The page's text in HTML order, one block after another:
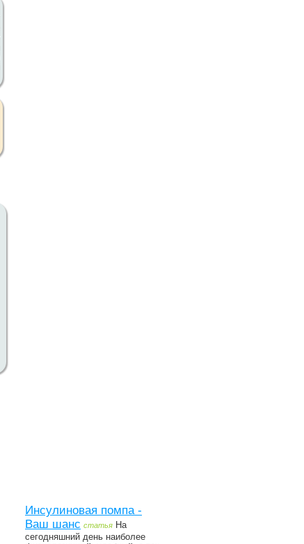
Инсулиновая помпа -
Ваш шанс статья На
сегодняшний день наиболее